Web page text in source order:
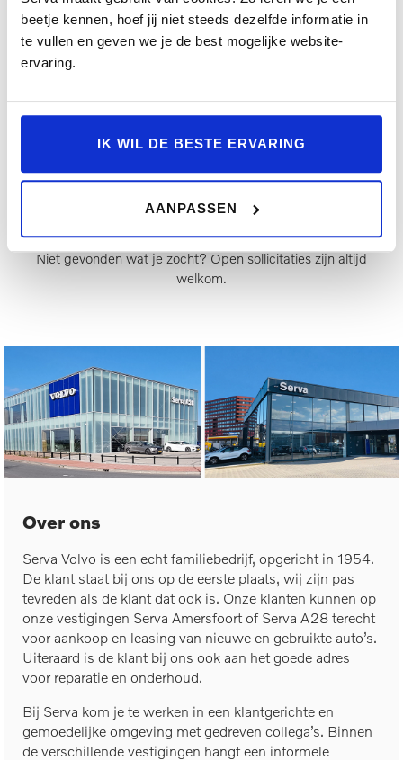
beetje kennen, hoef jij niet steeds dezelfde informatie in
te vullen en geven we je de best mogelijke website-
ervaring.
IK WIL DE BESTE ERVARING
AANPASSEN
Autotechnicus bij Serva A28
Heb jij een grote passie voor autotechniek? Dan is
A28 zijn wij op zoek naar een autotechnicus. Als
baan. Kleine en grote onderhoudsbeurten, reparaties
Niet gevonden wat je zocht? Open sollicitaties zijn altijd
welkom.
Over ons
Serva Volvo is een echt familiebedrijf, opgericht in 1954.
De klant staat bij ons op de eerste plaats, wij zijn pas
tevreden als de klant dat ook is. Onze klanten kunnen op
onze vestigingen Serva Amersfoort of Serva A28 terecht
voor aankoop en leasing van nieuwe en gebruikte auto’s.
Uiteraard is de klant bij ons ook aan het goede adres
voor reparatie en onderhoud.
Bij Serva kom je te werken in een klantgerichte en
gemoedelijke omgeving met gedreven collega’s. Binnen
de verschillende vestigingen hangt een informele